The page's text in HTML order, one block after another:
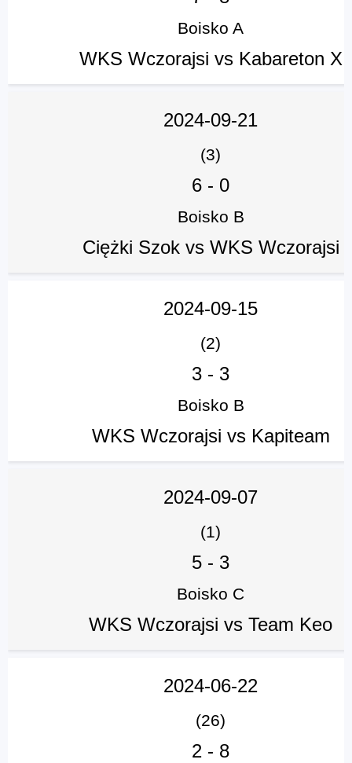
Boisko A
WKS Wczorajsi vs Kabareton X
2024-09-21
(3)
6 - 0
Boisko B
Ciężki Szok vs WKS Wczorajsi
2024-09-15
(2)
3 - 3
Boisko B
WKS Wczorajsi vs Kapiteam
2024-09-07
(1)
5 - 3
Boisko C
WKS Wczorajsi vs Team Keo
2024-06-22
(26)
2 - 8